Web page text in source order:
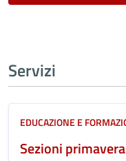
Servizi
EDUCAZIONE E
Sezioni primavera